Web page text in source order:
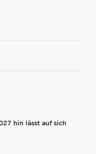
hin lässt auf sich